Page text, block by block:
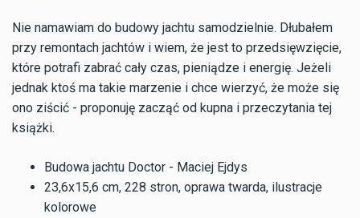
Nie namawiam do budowy jachtu samodzielnie. Dłubałem
przy remontach jachtów i wiem, że jest to przedsięwzięcie,
które potrafi zabrać cały czas, pieniądze i energię. Jeżeli
jednak ktoś ma takie marzenie i chce wierzyć, że może się
ono ziścić - proponuję zacząć od kupna i przeczytania tej
książki.
Budowa jachtu Doctor - Maciej Ejdys
23,6x15,6 cm, 228 stron, oprawa twarda, ilustracje
kolorowe